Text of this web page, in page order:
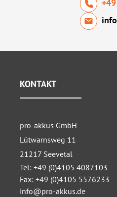
KONTAKT
pro-akkus GmbH
Lütwarnsweg 11
21217 Seevetal
Tel: +49 (0)4105 4087103
Fax: +49 (0)4105 5576233
info@pro-akkus.de